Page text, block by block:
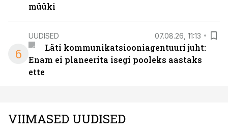
müüki
6
UUDISED 07.08.26, 11:13
Läti kommunikatsiooniagentuuri juht:
Enam ei planeerita isegi pooleks aastaks
ette
VIIMASED UUDISED